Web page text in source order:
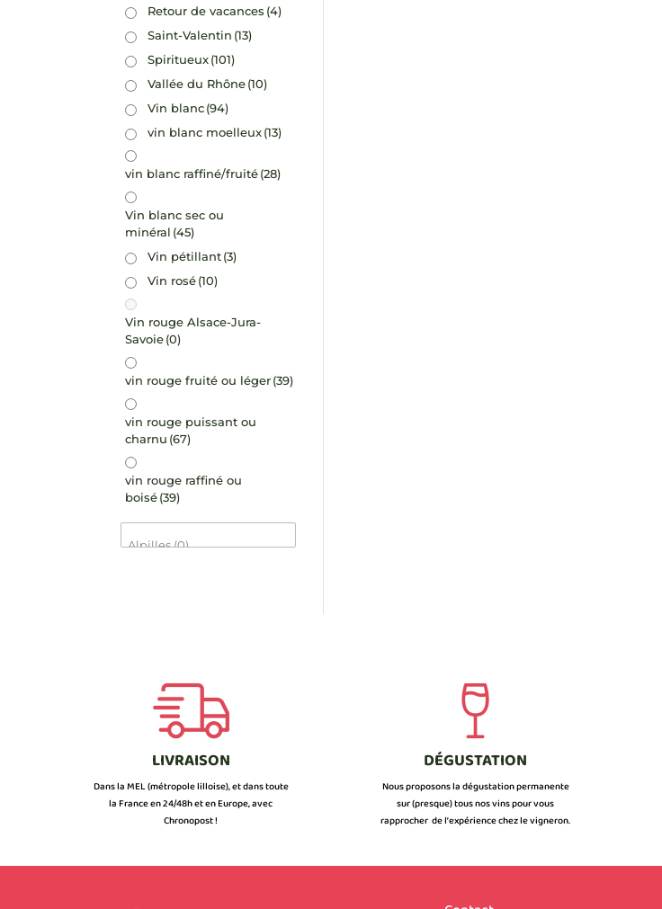
Retour de vacances (4)
Saint-Valentin (13)
Spiritueux(101)
Vallée du Rhône(10)
Vin blanc(94)
vin blanc moelleux(13)
vin blanc raffiné/fruité(28)
Vin blanc sec ou
minéral (45)
Vin pétillant(3)
Vin rosé(10)
Vin rouge Alsace-Jura-
Savoie(0)
vin rouge fruité ou léger(39)
vin rouge puissant ou
charnu (67)
vin rouge raffiné ou
boisé(39)
LIVRAISON
Dans la MEL (métropole lilloise), et dans toute
la France en 24/48h et en Europe, avec
Chronopost !
DÉGUSTATION
Nous proposons la dégustation permanente
sur (presque) tous nos vins pour vous
rapprocher de l’expérience chez le vigneron.